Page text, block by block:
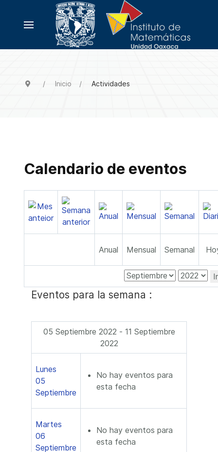
Inicio Actividades
Calendario de eventos
Anual Mensual Semanal
Eventos para la semana :
05 Septiembre 2022 - 11 Septiembre
2022
Lunes
05
Septiembre
No hay eventos para
esta fecha
Martes
06
Septiembre
No hay eventos para
esta fecha